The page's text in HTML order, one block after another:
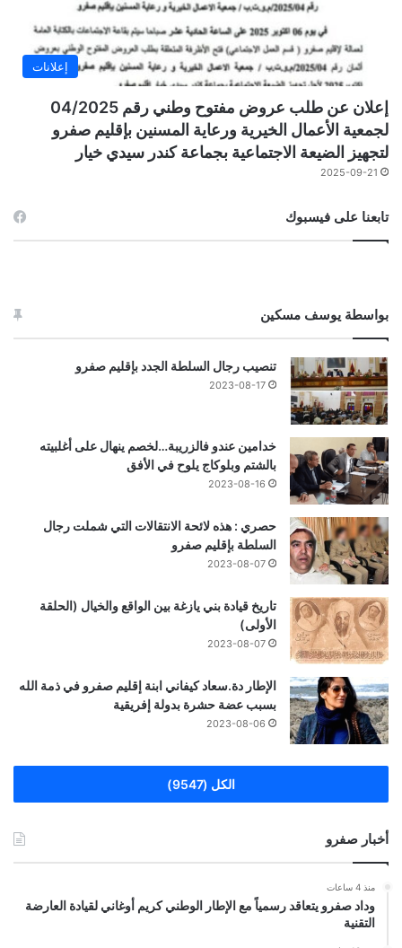
إعلانات
إعلان عن طلب عروض مفتوح وطني رقم 04/2025
لجمعية الأعمال الخيرية ورعاية المسنين بإقليم صفرو
لتجهيز الضيعة الاجتماعية بجماعة كندر سيدي خيار
2025-09-21
تابعنا على فيسبوك
بواسطة يوسف مسكين
تنصيب رجال السلطة الجدد بإقليم صفرو
2023-08-17
خدامين عندو فالزريبة…لخصم ينهال على أغلبيته
بالشتم وبلوكاج يلوح في الأفق
2023-08-16
حصري : هذه لائحة الانتقالات التي شملت رجال
السلطة بإقليم صفرو
2023-08-07
تاريخ قيادة بني يازغة بين الواقع والخيال (الحلقة
الأولى)
2023-08-07
الإطار دة.سعاد كيفاني ابنة إقليم صفرو في ذمة الله
بسبب عضة حشرة بدولة إفريقية
2023-08-06
الكل (9547)
أخبار صفرو
منذ 4 ساعات
وداد صفرو يتعاقد رسمياً مع الإطار الوطني كريم أوغاني لقيادة العارضة
التقنية